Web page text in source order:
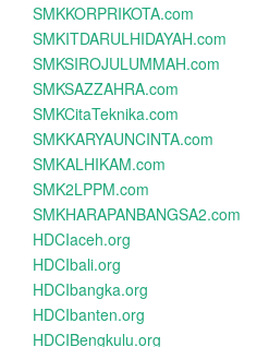
SMKKORPRIKOTA.com
SMKITDARULHIDAYAH.com
SMKSIROJULUMMAH.com
SMKSAZZAHRA.com
SMKCitaTeknika.com
SMKKARYAUNCINTA.com
SMKALHIKAM.com
SMK2LPPM.com
SMKHARAPANBANGSA2.com
HDCIaceh.org
HDCIbali.org
HDCIbangka.org
HDCIbanten.org
HDCIBengkulu.org